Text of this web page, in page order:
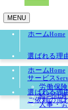
MENU
ホームHome
選ばれる理
サービス
労働保
給与計
人事・
ご依頼の流
ホームHome
選ばれる理